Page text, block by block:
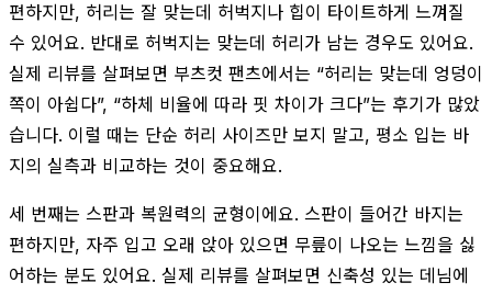
편하지만, 허리는 잘 맞는데 허벅지나 힙이 타이트하게 느껴질
수 있어요. 반대로 허벅지는 맞는데 허리가 남는 경우도 있어요.
실제 리뷰를 살펴보면 부츠컷 팬츠에서는 “허리는 맞는데 엉덩이
쪽이 아쉽다”, “하체 비율에 따라 핏 차이가 크다”는 후기가 많았
습니다. 이럴 때는 단순 허리 사이즈만 보지 말고, 평소 입는 바
지의 실측과 비교하는 것이 중요해요.
세 번째는 스판과 복원력의 균형이에요. 스판이 들어간 바지는
편하지만, 자주 입고 오래 앉아 있으면 무릎이 나오는 느낌을 싫
어하는 분도 있어요. 실제 리뷰를 살펴보면 신축성 있는 데님에